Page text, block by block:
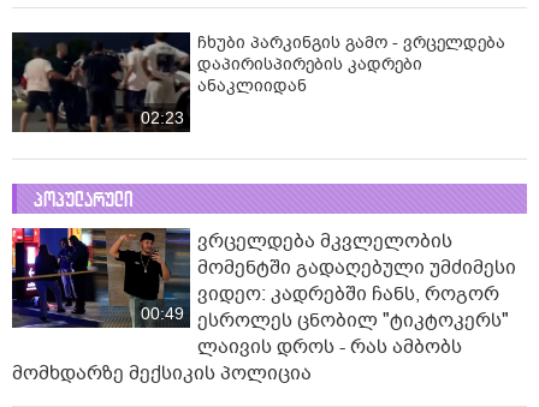
02:23
ჩხუბი პარკინგის გამო - ვრცელდება
დაპირისპირების კადრები
ანაკლიიდან
პოპულარული
00:49
ვრცელდება მკვლელობის
მომენტში გადაღებული უმძიმესი
ვიდეო: კადრებში ჩანს, როგორ
ესროლეს ცნობილ "ტიკტოკერს"
ლაივის დროს - რას ამბობს
მომხდარზე მექსიკის პოლიცია